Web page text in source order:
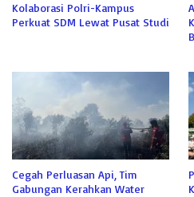
Kolaborasi Polri-Kampus
Perkuat SDM Lewat Pusat Studi
Cegah Perluasan Api, Tim
Gabungan Kerahkan Water